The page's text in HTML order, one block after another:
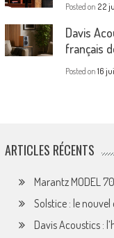
Posted on 22
Davis
français
Posted on 16
ARTICLES RÉCENTS
Marantz MODEL
Solstice : le nouvel
Davis Acoustics :